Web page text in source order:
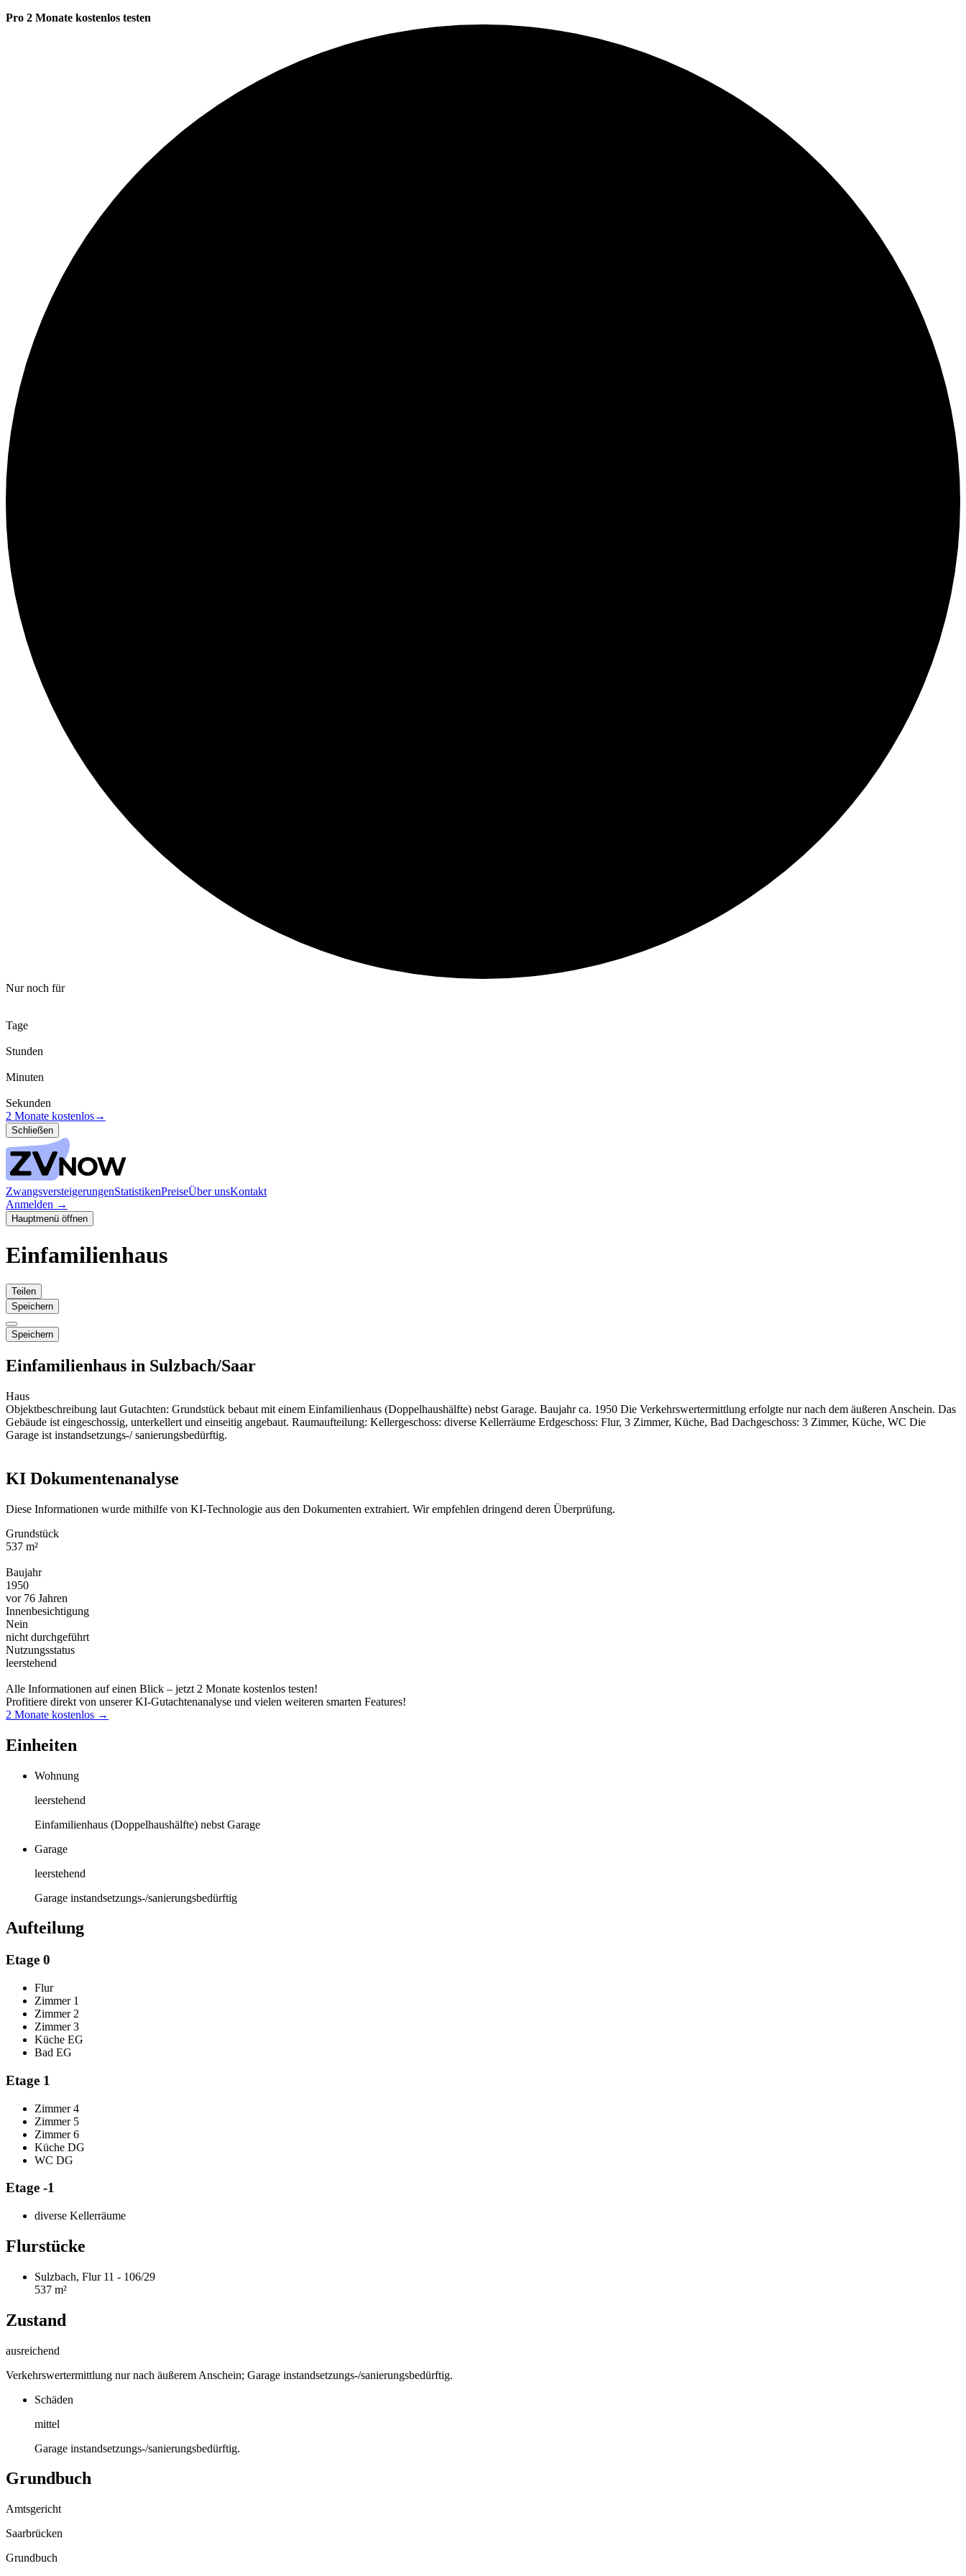
Pro 2 Monate kostenlos testen
Nur noch für
Tage
Stunden
Minuten
Sekunden
2 Monate kostenlos→
Schließen
ZwangsversteigerungenStatistikenPreiseÜber unsKontakt
Anmelden →
Hauptmenü öffnen
Einfamilienhaus
Teilen
Speichern
Speichern
Einfamilienhaus in Sulzbach/Saar
Haus
Objektbeschreibung laut Gutachten: Grundstück bebaut mit einem Einfamilienhaus (Doppelhaushälfte) nebst Garage. Baujahr ca. 1950 Die Verkehrswertermittlung erfolgte nur nach dem äußeren Anschein. Das
Gebäude ist eingeschossig, unterkellert und einseitig angebaut. Raumaufteilung: Kellergeschoss: diverse Kellerräume Erdgeschoss: Flur, 3 Zimmer, Küche, Bad Dachgeschoss: 3 Zimmer, Küche, WC Die
Garage ist instandsetzungs-/ sanierungsbedürftig.
KI Dokumentenanalyse
Diese Informationen wurde mithilfe von KI-Technologie aus den Dokumenten extrahiert. Wir empfehlen dringend deren Überprüfung.
Grundstück
537 m²
Baujahr
1950
vor 76 Jahren
Innenbesichtigung
Nein
nicht durchgeführt
Nutzungsstatus
leerstehend
Alle Informationen auf einen Blick – jetzt 2 Monate kostenlos testen!
Profitiere direkt von unserer KI-Gutachtenanalyse und vielen weiteren smarten Features!
2 Monate kostenlos →
Einheiten
Wohnung
leerstehend
Einfamilienhaus (Doppelhaushälfte) nebst Garage
Garage
leerstehend
Garage instandsetzungs-/sanierungsbedürftig
Aufteilung
Etage 0
Flur
Zimmer 1
Zimmer 2
Zimmer 3
Küche EG
Bad EG
Etage 1
Zimmer 4
Zimmer 5
Zimmer 6
Küche DG
WC DG
Etage -1
diverse Kellerräume
Flurstücke
Sulzbach, Flur 11 - 106/29
537 m²
Zustand
ausreichend
Verkehrswertermittlung nur nach äußerem Anschein; Garage instandsetzungs-/sanierungsbedürftig.
Schäden
mittel
Garage instandsetzungs-/sanierungsbedürftig.
Grundbuch
Amtsgericht
Saarbrücken
Grundbuch